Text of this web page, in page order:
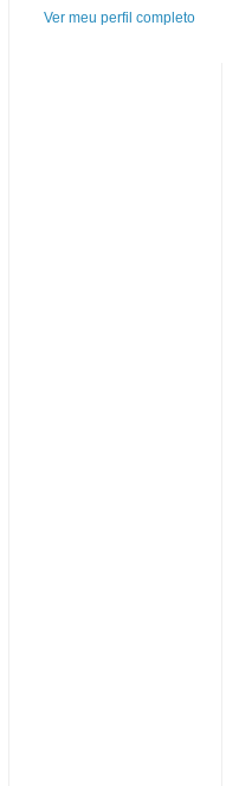
Ver meu perfil completo